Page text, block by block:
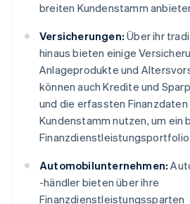
breiten Kundenstamm
Versicherungen: Über ihr
hinaus bieten einige
Anlageprodukte und
können auch Kredite und
und die erfassten Finanzdaten
Kundenstamm nutzen, um ein
Finanzdienstleistungsportfolio
Automobilunternehmen:
-händler bieten über ihre
Finanzdienstleistungssparten